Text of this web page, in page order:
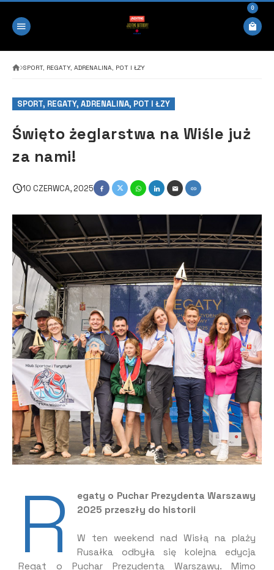
0
SPORT, REGATY, ADRENALINA, POT I ŁZY
SPORT, REGATY, ADRENALINA, POT I ŁZY
Święto żeglarstwa na Wiśle już
za nami!
10 CZERWCA, 2025
R
egaty o Puchar Prezydenta Warszawy
2025 przeszły do historii
W ten weekend nad Wisłą na plaży
Rusałka odbyła się kolejna edycja
Regat o Puchar Prezydenta Warszawy. Mimo